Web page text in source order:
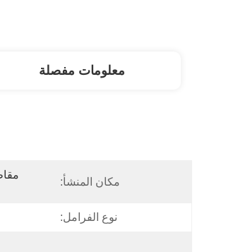
معلومات مفصلة
مكان المنشأ:
نوع الفرامل: